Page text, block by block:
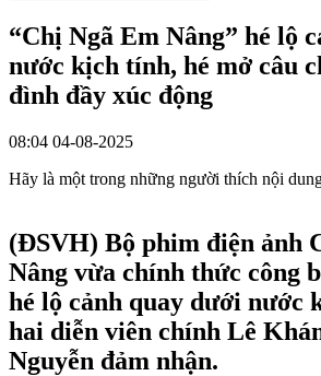
“Chị Ngã Em Nâng” hé lộ
nước kịch tính, hé mở câu
đình đầy xúc động
08:04 04-08-2025
Hãy là một trong những người thích nội
(ĐSVH) Bộ phim điện ảnh
Nâng vừa chính thức công
hé lộ cảnh quay dưới nước
hai diễn viên chính Lê
Nguyễn đảm nhận.